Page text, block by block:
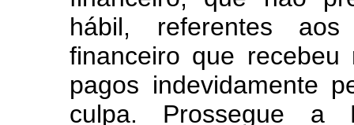
hábil, referentes
financeiro que
pagos indevidamente
culpa. Prossegue